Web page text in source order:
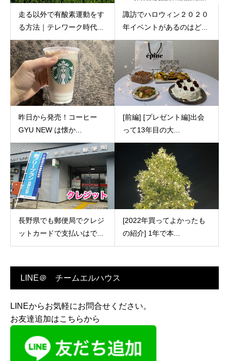
走る以外で有酸素運動をす
る方法｜テレワーク時代...
諏訪でハロウィン２０２０
年イベントがあるのはど...
昨日から発売！コーヒー
GYU NEW は懐か...
[前編] [プレゼント編]出会
って13年目の大...
長野県でも郵便局でクレジ
ットカードで支払いはで...
[2022年買ってよかったも
の紹介] 1年で本...
LINE＠ チームエルハウス
LINEからお気軽にお問合せください。
お友達追加はこちらから